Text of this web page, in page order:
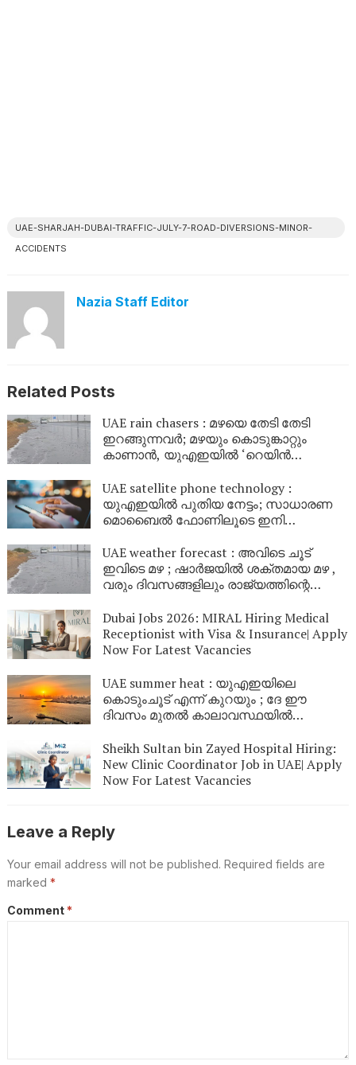
UAE-SHARJAH-DUBAI-TRAFFIC-JULY-7-ROAD-DIVERSIONS-MINOR-
ACCIDENTS
Nazia Staff Editor
Related Posts
UAE rain chasers : മഴയെ തേടി തേടി
ഇറങ്ങുന്നവർ; മഴയും കൊടുങ്കാറ്റും
കാണാൻ, യുഎഇയിൽ ‘റെയിൻ
UAE satellite phone technology :
യുഎഇയിൽ പുതിയ നേട്ടം; സാധാരണ
മൊബൈൽ ഫോണിലൂടെ ഇനി
കൈമാറാം
UAE weather forecast : അവിടെ ചൂട്
ഇവിടെ മഴ ; ഷാർജയിൽ ശക്തമായ മഴ ,
വരും ദിവസങ്ങളിലും രാജ്യത്തിന്റെ
സാധ്യത
Dubai Jobs 2026: MIRAL Hiring Medical
Receptionist with Visa & Insurance| Apply
Now For Latest Vacancies
UAE summer heat : യുഎഇയിലെ
കൊടുംചൂട് എന്ന് കുറയും ; ദേ ഈ
ദിവസം മുതൽ കാലാവസ്ഥയിൽ
Sheikh Sultan bin Zayed Hospital Hiring:
New Clinic Coordinator Job in UAE| Apply
Now For Latest Vacancies
Leave a Reply
Your email address will not be published. Required fields are
marked *
Comment *